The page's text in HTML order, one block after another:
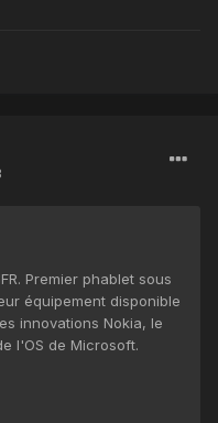
Premier phablet sous
équipement disponible
innovations Nokia, le
l'OS de Microsoft.